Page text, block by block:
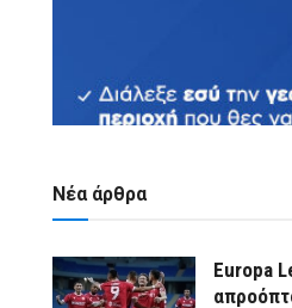
Νέα άρθρα
Europa